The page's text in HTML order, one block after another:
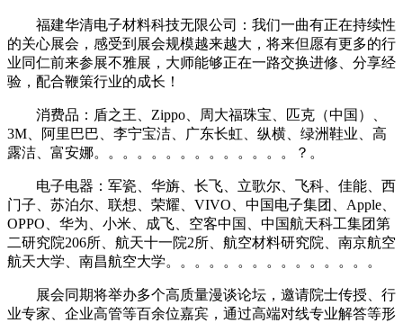
福建华清电子材料科技无限公司：我们一曲有正在持续性
的关心展会，感受到展会规模越来越大，将来但愿有更多的行
业同仁前来参展不雅展，大师能够正在一路交换进修、分享经
验，配合鞭策行业的成长！
消费品：盾之王、Zippo、周大福珠宝、匹克（中国）、
3M、阿里巴巴、李宁宝洁、广东长虹、纵横、绿洲鞋业、高
露洁、富安娜。。。。。。。。。。。。。。？。
电子电器：军瓷、华旃、长飞、立歌尔、飞科、佳能、西
门子、苏泊尔、联想、荣耀、VIVO、中国电子集团、Apple、
OPPO、华为、小米、成飞、空客中国、中国航天科工集团第
二研究院206所、航天十一院2所、航空材料研究院、南京航空
航天大学、南昌航空大学。。。。。。。。。。。。。。。
展会同期将举办多个高质量漫谈论坛，邀请院士传授、行
业专家、企业高管等百余位嘉宾，通过高端对线专业解答等形